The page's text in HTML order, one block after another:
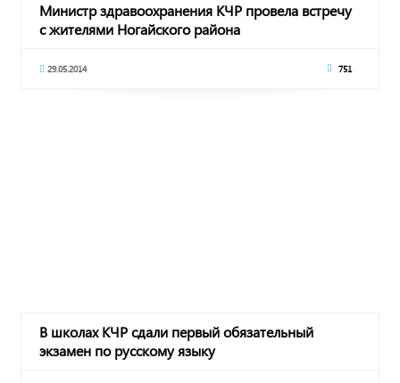
Министр здравоохранения КЧР провела встречу
с жителями Ногайского района
29.05.2014 751
В школах КЧР сдали первый обязательный
экзамен по русскому языку